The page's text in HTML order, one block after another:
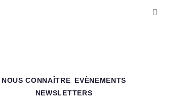
NOUS CONNAÎTRE
EVÈNEMENTS
NEWSLETTERS